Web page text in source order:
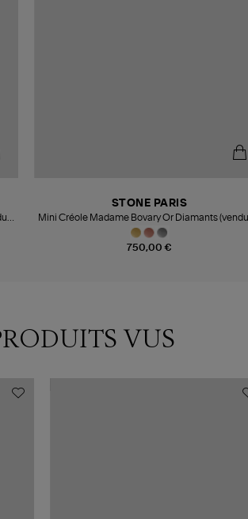
750,00 €
STONE PARIS
Mini Créole Madame Bovary Or Diamants
l'unité)
VUS